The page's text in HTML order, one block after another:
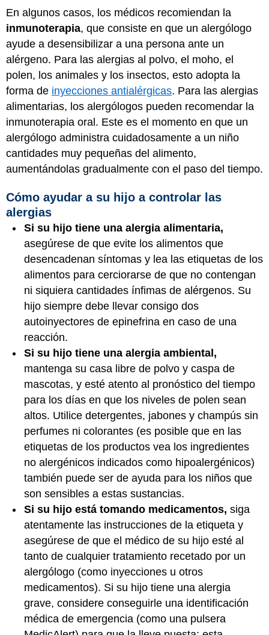
En algunos casos, los médicos recomiendan la
inmunoterapia, que consiste en que un alergólogo
ayude a desensibilizar a una persona ante un
alérgeno. Para las alergias al polvo, el moho, el
polen, los animales y los insectos, esto adopta la
forma de inyecciones antialérgicas. Para las alergias
alimentarias, los alergólogos pueden recomendar la
inmunoterapia oral. Este es el momento en que un
alergólogo administra cuidadosamente a un niño
cantidades muy pequeñas del alimento,
aumentándolas gradualmente con el paso del tiempo.
Cómo ayudar a su hijo a controlar las
alergias
Si su hijo tiene una alergia alimentaria,
asegúrese de que evite los alimentos que
desencadenan síntomas y lea las etiquetas de los
alimentos para cerciorarse de que no contengan
ni siquiera cantidades ínfimas de alérgenos. Su
hijo siempre debe llevar consigo dos
autoinyectores de epinefrina en caso de una
reacción.
Si su hijo tiene una alergia ambiental,
mantenga su casa libre de polvo y caspa de
mascotas, y esté atento al pronóstico del tiempo
para los días en que los niveles de polen sean
altos. Utilice detergentes, jabones y champús sin
perfumes ni colorantes (es posible que en las
etiquetas de los productos vea los ingredientes
no alergénicos indicados como hipoalergénicos)
también puede ser de ayuda para los niños que
son sensibles a estas sustancias.
Si su hijo está tomando medicamentos, siga
atentamente las instrucciones de la etiqueta y
asegúrese de que el médico de su hijo esté al
tanto de cualquier tratamiento recetado por un
alergólogo (como inyecciones u otros
medicamentos). Si su hijo tiene una alergia
grave, considere conseguirle una identificación
médica de emergencia (como una pulsera